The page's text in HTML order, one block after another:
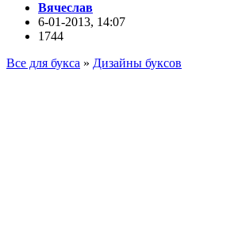
Вячеслав
6-01-2013, 14:07
1744
Все для букса » Дизайны буксов